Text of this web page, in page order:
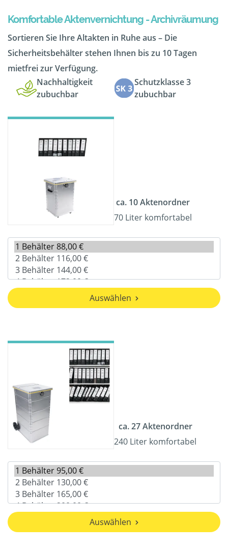
Komfortable Aktenvernichtung - Archivräumung
Sortieren Sie Ihre Altakten in Ruhe aus – Die
Sicherheitsbehälter stehen Ihnen bis zu 10 Tagen
mietfrei zur Verfügung.
Nachhaltigkeit
zubuchbar
Schutzklasse 3
zubuchbar
ca. 10 Aktenordner
70 Liter komfortabel
Auswählen
ca. 27 Aktenordner
240 Liter komfortabel
Auswählen